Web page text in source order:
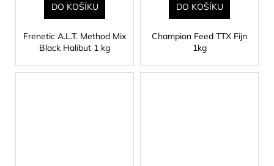
DO KOŠÍKU
Frenetic A.L.T. Method Mix
Black Halibut 1 kg
DO KOŠÍKU
Champion Feed TTX Fijn
1kg